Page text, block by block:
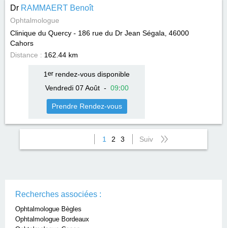
Dr RAMMAERT Benoît
Ophtalmologue
Clinique du Quercy - 186 rue du Dr Jean Ségala, 46000
Cahors
Distance : 162.44 km
1 errendez-vous disponible
Vendredi 07 Août- 09:00
Prendre Rendez-vous
1 2 3 Suiv
Recherches associées :
Ophtalmologue Bègles
Ophtalmologue Bordeaux